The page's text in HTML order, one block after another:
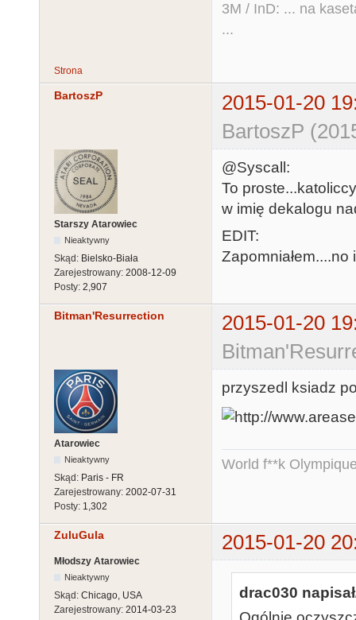
3M / InD: ... na
...
Strona
BartoszP
2015-01-20
BartoszP
Starszy Atarowiec
Nieaktywny
Skąd: Bielsko-Biała
Zarejestrowany: 2008-12-09
Posty: 2,907
@Syscall:
To
w imię dekalogu
EDIT:
Bitman'Resurrection
2015-01-20
Atarowiec
Nieaktywny
Skąd: Paris - FR
Zarejestrowany: 2002-07-31
Posty: 1,302
przyszedl ksiadz
World f**k
ZuluGula 2015-01-20
Młodszy Atarowiec
Nieaktywny
Skąd: Chicago, USA
Zarejestrowany: 2014-03-23
drac030